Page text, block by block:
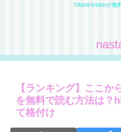
hitomiやrawが無
【ランキング】ここか
を無料で読む方法は
て格付け